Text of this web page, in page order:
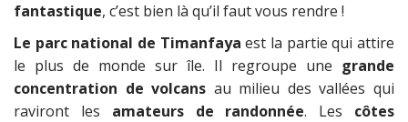
fantastique, c’est bien là qu’il faut vous rendre !
Le parc national de Timanfaya est la partie qui attire
le plus de monde sur île. Il regroupe une grande
concentration de volcans au milieu des vallées qui
raviront les amateurs de randonnée. Les côtes